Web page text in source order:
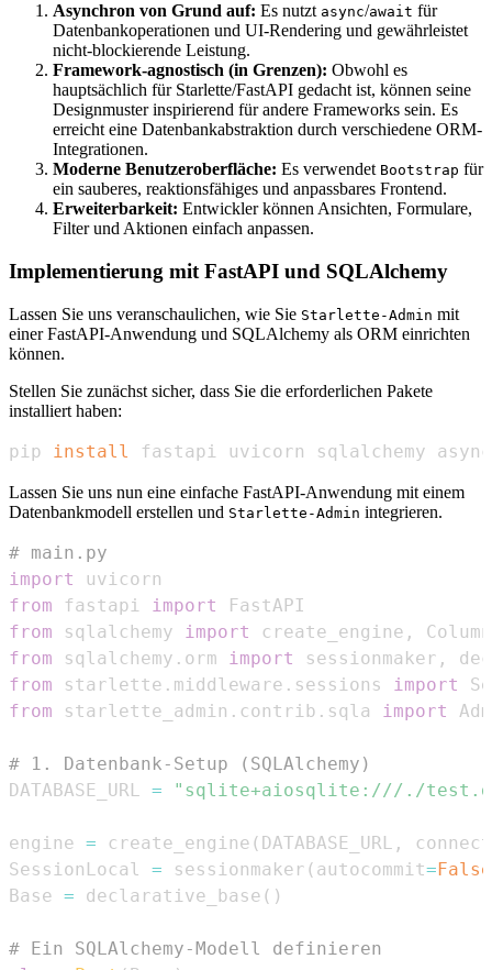
Asynchron von Grund auf: Es nutzt async/await für
Datenbankoperationen und UI-Rendering und gewährleistet
nicht-blockierende Leistung.
Framework-agnostisch (in Grenzen): Obwohl es
hauptsächlich für Starlette/FastAPI gedacht ist, können seine
Designmuster inspirierend für andere Frameworks sein. Es
erreicht eine Datenbankabstraktion durch verschiedene ORM-
Integrationen.
Moderne Benutzeroberfläche: Es verwendet Bootstrap für
ein sauberes, reaktionsfähiges und anpassbares Frontend.
Erweiterbarkeit: Entwickler können Ansichten, Formulare,
Filter und Aktionen einfach anpassen.
Implementierung mit FastAPI und SQLAlchemy
Lassen Sie uns veranschaulichen, wie Sie Starlette-Admin mit
einer FastAPI-Anwendung und SQLAlchemy als ORM einrichten
können.
Stellen Sie zunächst sicher, dass Sie die erforderlichen Pakete
installiert haben:
pip install fastapi uvicorn sqlalchemy
Lassen Sie uns nun eine einfache FastAPI-Anwendung mit einem
Datenbankmodell erstellen und Starlette-Admin integrieren.
# main.py
import
from fastapi import
from sqlalchemy import create_engine ,
Column
from sqlalchemy . orm import sessionmaker ,
from starlette . middleware . sessions
import
from starlette_admin . contrib . sqla import
# 1. Datenbank-Setup (SQLAlchemy)
DATABASE_URL = "sqlite+aiosqlite:///./
engine = create_engine ( DATABASE_URL ,
SessionLocal = sessionmaker ( autocommit=False
Base = declarative_base ( )
# Ein SQLAlchemy-Modell definieren